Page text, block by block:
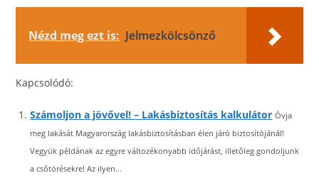
Nézd meg ezt is: Jelmezkölcsönző
Kapcsolódó:
Számoljon a jövővel! – Lakásbiztosítás kalkulátor Óvja
meg lakását Magyarország lakásbiztosításban élen járó biztosítójánál!
Vegyük példának az egyre változékonyabb időjárást, illetőleg gondoljunk
a csőtörésekre! Az ilyen...